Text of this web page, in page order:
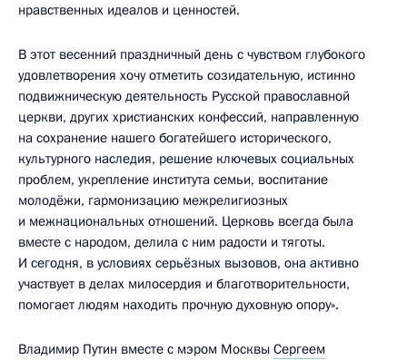
нравственных идеалов и ценностей.
В этот весенний праздничный день с чувством глубокого
удовлетворения хочу отметить созидательную, истинно
подвижническую деятельность Русской православной
церкви, других христианских конфессий, направленную
на сохранение нашего богатейшего исторического,
культурного наследия, решение ключевых социальных
проблем, укрепление института семьи, воспитание
молодёжи, гармонизацию межрелигиозных
и межнациональных отношений. Церковь всегда была
вместе с народом, делила с ним радости и тяготы.
И сегодня, в условиях серьёзных вызовов, она активно
участвует в делах милосердия и благотворительности,
помогает людям находить прочную духовную опору».
Владимир Путин вместе с мэром Москвы Сергеем